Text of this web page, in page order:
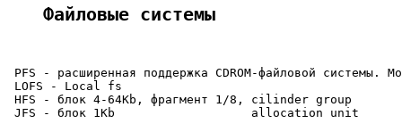
Файловые системы
PFS - расширенная поддержка CDROM-файловой системы.
LOFS - Local fs
HFS - блок 4-64Kb, фрагмент 1/8, cilinder group
JFS - блок 1Kb                   allocation unit